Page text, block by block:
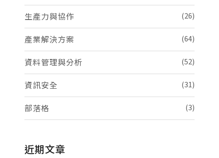
生產力與協作 (26)
產業解決方案 (64)
資料管理與分析 (52)
資訊安全 (31)
部落格 (3)
近期文章